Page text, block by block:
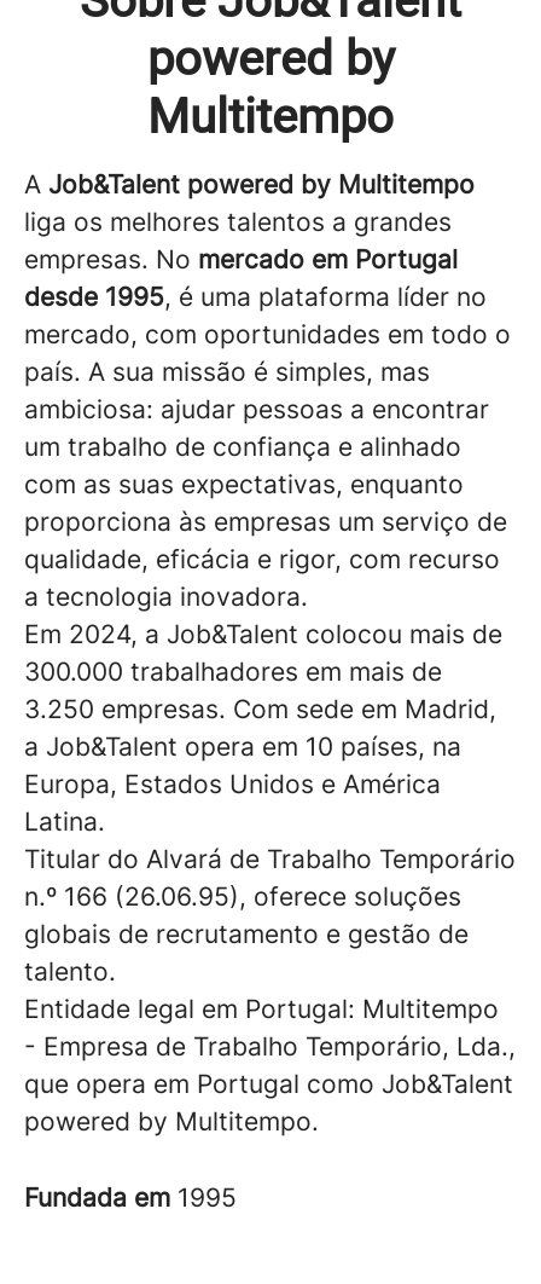
powered by
Multitempo
A Job&Talent powered by Multitempo
liga os melhores talentos a grandes
empresas. No mercado em Portugal
desde 1995, é uma plataforma líder no
mercado, com oportunidades em todo o
país. A sua missão é simples, mas
ambiciosa: ajudar pessoas a encontrar
um trabalho de confiança e alinhado
com as suas expectativas, enquanto
proporciona às empresas um serviço de
qualidade, eficácia e rigor, com recurso
a tecnologia inovadora.
Em 2024, a Job&Talent colocou mais de
300.000 trabalhadores em mais de
3.250 empresas. Com sede em Madrid,
a Job&Talent opera em 10 países, na
Europa, Estados Unidos e América
Latina.
Titular do Alvará de Trabalho Temporário
n.º 166 (26.06.95), oferece soluções
globais de recrutamento e gestão de
talento.
Entidade legal em Portugal: Multitempo
- Empresa de Trabalho Temporário, Lda.,
que opera em Portugal como Job&Talent
powered by Multitempo.
Fundada em 1995